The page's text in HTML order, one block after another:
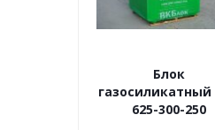
Блок
газосиликатный
625-300-250